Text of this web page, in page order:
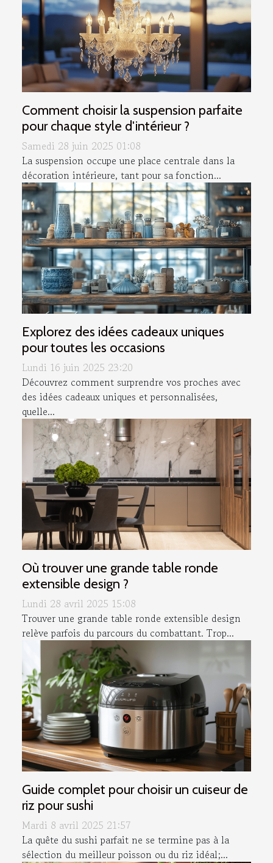
Comment choisir la suspension parfaite
pour chaque style d'intérieur ?
Samedi 28 juin 2025 01:08
La suspension occupe une place centrale dans la
décoration intérieure, tant pour sa fonction...
Explorez des idées cadeaux uniques
pour toutes les occasions
Lundi 16 juin 2025 23:20
Découvrez comment surprendre vos proches avec
des idées cadeaux uniques et personnalisées,
quelle...
Où trouver une grande table ronde
extensible design ?
Lundi 28 avril 2025 15:08
Trouver une grande table ronde extensible design
relève parfois du parcours du combattant. Trop...
Guide complet pour choisir un cuiseur de
riz pour sushi
Mardi 8 avril 2025 21:57
La quête du sushi parfait ne se termine pas à la
sélection du meilleur poisson ou du riz idéal;...